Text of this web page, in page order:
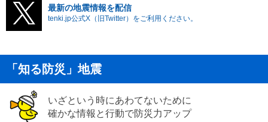
最新の地震情報を配信
tenki.jp公式X（旧Twitter）をご利用ください。
「知る防災」地震
いざという時にあわてないために
確かな情報と行動で防災力アップ